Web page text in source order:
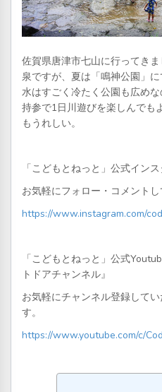
佐賀県唐津市七山に行ってき
泉ですが、夏は「鳴神公園」
水はすごく冷たく公園も広め
持参で1日川遊びを楽しんでも
もうれしい。
「こどもとねっと」公式イン
お気軽にフォロー・コメント
https://www.instagram.com/
「こどもとねっと」公式
トドアチャンネル』
お気軽にチャンネル登録して
す。
https://www.youtube.com/c/